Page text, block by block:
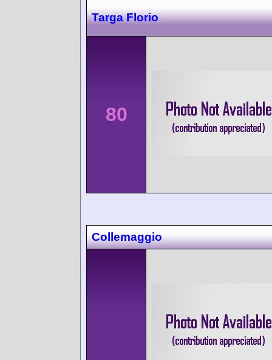
Targa Florio
80
Collemaggio